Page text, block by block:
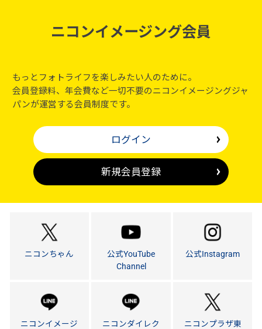
ニコンイメージング会員
もっとフォトライフを楽しみたい人のために。
会員登録料、年会費など一切不要のニコンイメージングジャ
パンが運営する会員制度です。
ログイン
新規会員登録
ニコンちゃん
公式YouTube
Channel
公式Instagram
ニコンイメージ
ニコンダイレク
ニコンプラザ東